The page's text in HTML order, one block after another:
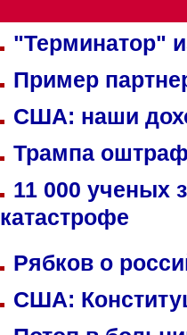
"Терминатор"
Пример
США: наши
Трампа
11 000 ученых
катастрофе
Рябков о
США: